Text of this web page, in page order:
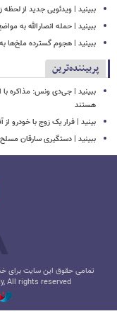
ببینید | ویدئویی جدید از لحظه زلزله ۷.۱ ریشتری ژاپن در یک اتاق
ببینید | حمله انصارالله به مواضع
ببینید | هجوم گسترده ملخ‌ها
پربیننده‌ترین
ببینید | جی‌دی ونس: مذاکره
هستند
بینید | فرار یک زوج با خودرو
ببینید | دستگیری سارقان مسلح
تمامی حقوق این سایت برای
All rights reserved